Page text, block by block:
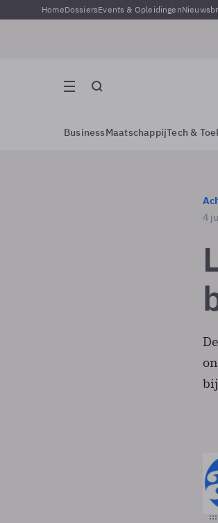
HomeDossiersEvents & Opleidingen
BusinessMaatschappijTech &
4